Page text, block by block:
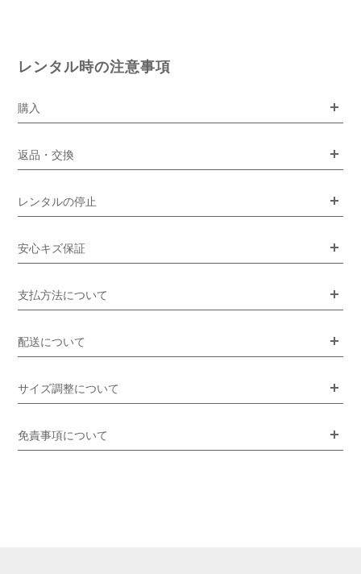
レンタル時の注意事項
購入
返品・交換
レンタルの停止
安心キズ保証
支払方法について
配送について
サイズ調整について
免責事項について